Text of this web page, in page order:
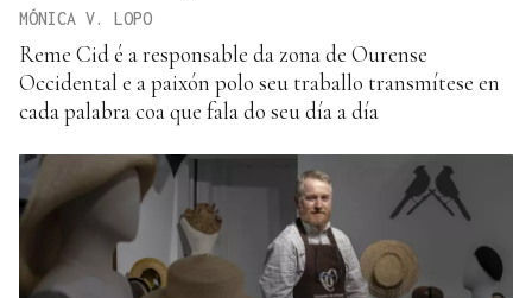
MÓNICA V. LOPO
Reme Cid é a responsable da zona de Ourense
Occidental e a paixón polo seu traballo transmítese en
cada palabra coa que fala do seu día a día